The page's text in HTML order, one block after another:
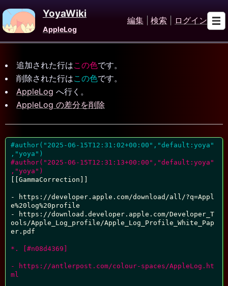
YoyaWiki
AppleLog
編集 検索 ログイン
追加された行はこの色です。
削除された行はこの色です。
AppleLog へ行く。
AppleLog の差分を削除
#author("2025-06-15T12:31:02+00:00","default:yoya"
,"yoya")
#author("2025-06-15T12:31:13+00:00","default:yoya"
,"yoya")
[[GammaCorrection]]
- https://developer.apple.com/download/all/?q=Appl
e%20log%20profile
- https://download.developer.apple.com/Developer_T
ools/Apple_Log_profile/Apple_Log_Profile_White_Pap
er.pdf
*. [#n08d4369]
- https://antlerpost.com/colour-spaces/AppleLog.ht
ml